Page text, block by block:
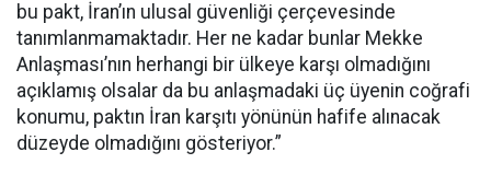
bu pakt, İran’ın ulusal güvenliği çerçevesinde
tanımlanmamaktadır. Her ne kadar bunlar Mekke
Anlaşması’nın herhangi bir ülkeye karşı olmadığını
açıklamış olsalar da bu anlaşmadaki üç üyenin coğrafi
konumu, paktın İran karşıtı yönünün hafife alınacak
düzeyde olmadığını gösteriyor.”